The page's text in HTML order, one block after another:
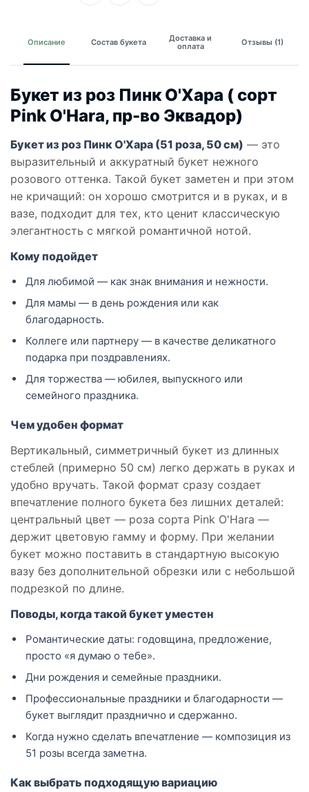
Описание Состав букета
Доставка и
оплата
Отзывы (1)
Букет из роз Пинк О'Хара ( сорт
Pink O'Hara, пр-во Эквадор)
Букет из роз Пинк О'Хара (51 роза, 50 см) — это
выразительный и аккуратный букет нежного
розового оттенка. Такой букет заметен и при этом
не кричащий: он хорошо смотрится и в руках, и в
вазе, подходит для тех, кто ценит классическую
элегантность с мягкой романтичной нотой.
Кому подойдет
Для любимой — как знак внимания и нежности.
Для мамы — в день рождения или как
благодарность.
Коллеге или партнеру — в качестве деликатного
подарка при поздравлениях.
Для торжества — юбилея, выпускного или
семейного праздника.
Чем удобен формат
Вертикальный, симметричный букет из длинных
стеблей (примерно 50 см) легко держать в руках и
удобно вручать. Такой формат сразу создает
впечатление полного букета без лишних деталей:
центральный цвет — роза сорта Pink O'Hara —
держит цветовую гамму и форму. При желании
букет можно поставить в стандартную высокую
вазу без дополнительной обрезки или с небольшой
подрезкой по длине.
Поводы, когда такой букет уместен
Романтические даты: годовщина, предложение,
просто «я думаю о тебе».
Дни рождения и семейные праздники.
Профессиональные праздники и благодарности —
букет выглядит празднично и сдержанно.
Когда нужно сделать впечатление — композиция из
51 розы всегда заметна.
Как выбрать подходящую вариацию